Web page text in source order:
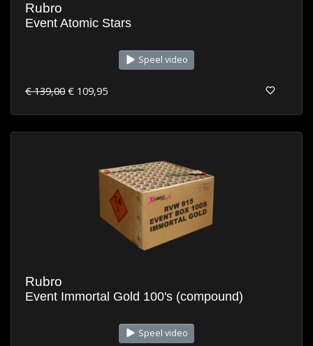
Rubro
Event Atomic Stars
Speel video
€ 139,00 € 109,95
Rubro
Event Immortal Gold 100's (compound)
Speel video